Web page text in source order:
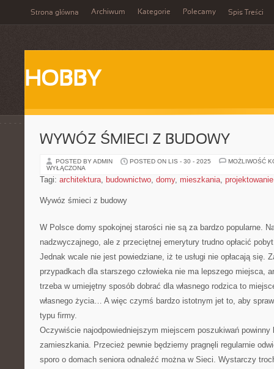
Strona główna Archiwum Kategorie Polecamy Spis Treści
HOBBY
WYWÓZ ŚMIECI Z BUDOWY
POSTED BY ADMIN POSTED ON LIS - 30 - 2025
MOŻLIWOŚĆ
WYŁĄCZONA
Tagi: architektura, budownictwo, domy, mieszkania, projektowanie
Wywóz śmieci z budowy
W Polsce domy spokojnej starości nie są za bardzo popularne.
nadzwyczajnego, ale z przeciętnej emerytury trudno opłacić
Jednak wcale nie jest powiedziane, iż te usługi nie opłacają się.
przypadkach dla starszego człowieka nie ma lepszego miejsca,
trzeba w umiejętny sposób dobrać dla własnego rodzica to
własnego życia… A więc czymś bardzo istotnym jet to, aby
typu firmy.
Oczywiście najodpowiedniejszym miejscem poszukiwań
zamieszkania. Przecież pewnie będziemy pragnęli regularnie
sporo o domach seniora odnaleźć można w Sieci. Wystarczy